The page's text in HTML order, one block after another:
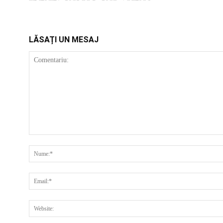
LĂSAȚI UN MESAJ